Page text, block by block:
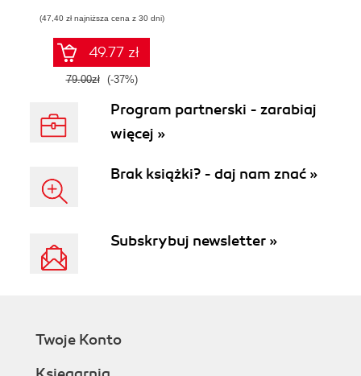
modelach
językowych w
praktyce
(47,40 zł najniższa cena z 30 dni)
49.77 zł
79.00zł (-37%)
Program partnerski - zarabiaj
więcej »
Brak książki? - daj nam znać »
Subskrybuj newsletter »
Twoje Konto